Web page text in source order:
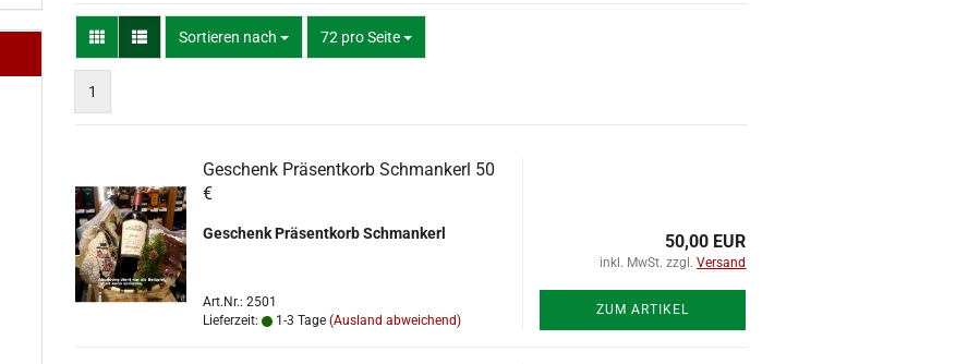
Sortieren nach
Sortieren nach 72 pro Seite
pro Seite
1
Geschenk Präsentkorb Schmankerl 50
€
Geschenk Präsentkorb Schmankerl
Art.Nr.: 2501
Lieferzeit:
1-3 Tage (Ausland abweichend)
50,00 EUR
inkl. MwSt. zzgl.Versand
ZUM ARTIKEL